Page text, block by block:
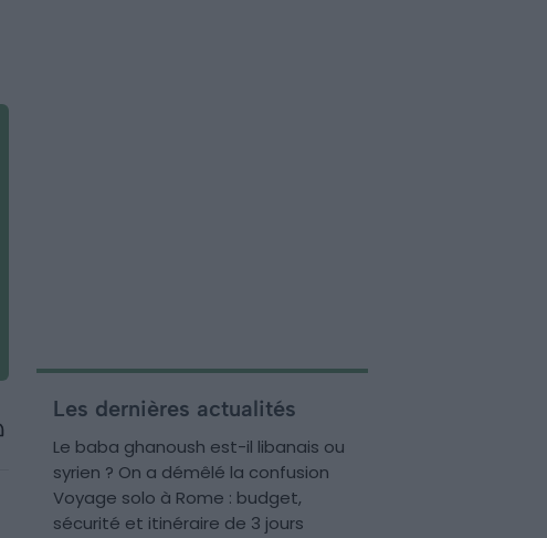
Les dernières actualités
Le baba ghanoush est-il libanais ou
syrien ? On a démêlé la confusion
Voyage solo à Rome : budget,
sécurité et itinéraire de 3 jours